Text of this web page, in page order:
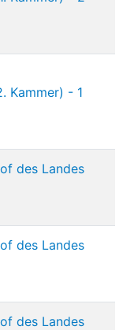
Kammer) - 1
des Landes
des Landes
des Landes